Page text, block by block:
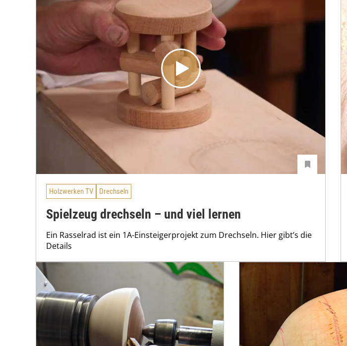
Holzwerken TV Drechseln
Spielzeug drechseln – und viel lernen
Ein Rasselrad ist ein 1A-Einsteigerprojekt zum Drechseln. Hier gibt’s die
Details